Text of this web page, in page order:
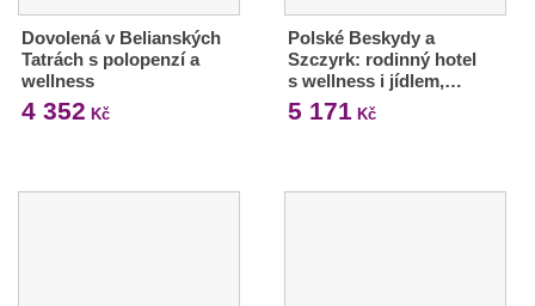
Dovolená v Belianských
Tatrách s polopenzí a
wellness
4 352 Kč
Polské Beskydy a
Szczyrk: rodinný hotel
s wellness i jídlem,…
5 171 Kč